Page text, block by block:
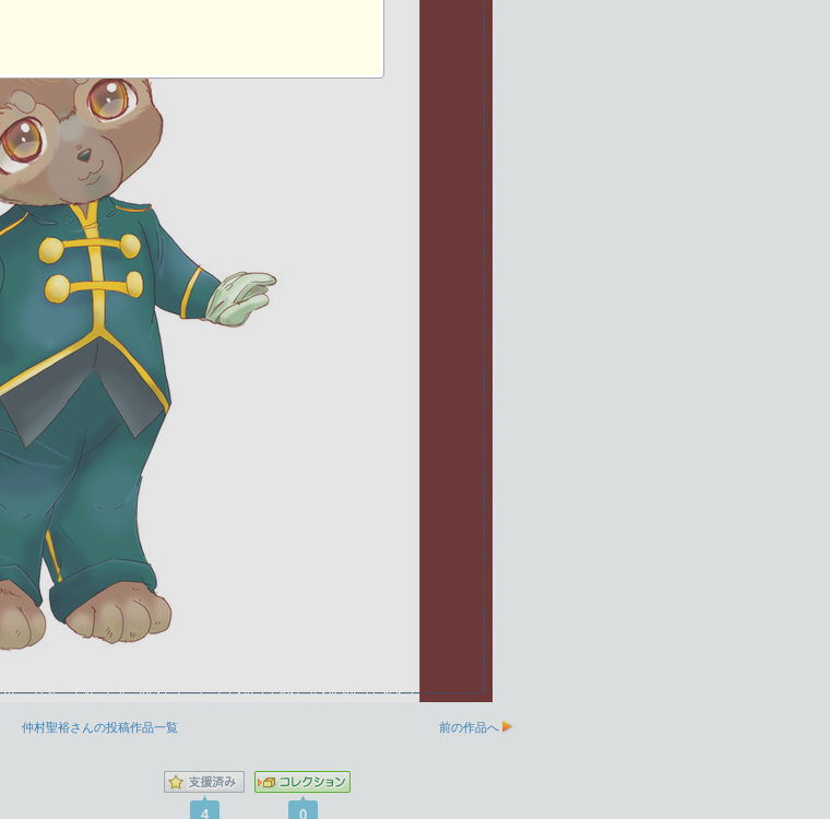
仲村聖裕さんの投稿作品一覧 前の作品へ
4 0